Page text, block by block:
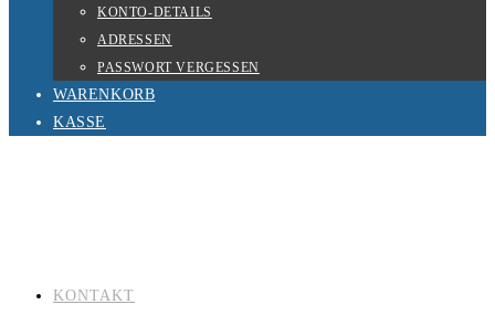
KONTO-DETAILS
ADRESSEN
PASSWORT VERGESSEN
WARENKORB
KASSE
KONTAKT